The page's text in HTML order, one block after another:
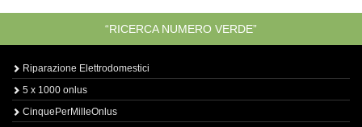
“RICERCA NUMERO VERDE”
Riparazione Elettrodomestici
5 x 1000 onlus
CinquePerMilleOnlus